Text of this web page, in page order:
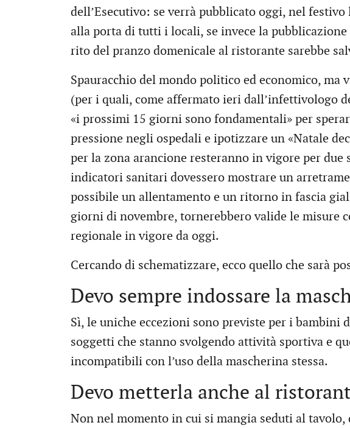
dell’Esecutivo: se verrà pubblicato oggi, nel festivo
alla porta di tutti i locali, se invece la
rito del pranzo domenicale al ristorante sarebbe
Spauracchio del mondo politico ed economico, ma
(per i quali, come affermato ieri dall’infettivologo
«i prossimi 15 giorni sono fondamentali» per
pressione negli ospedali e ipotizzare un «Natale
per la zona arancione resteranno in vigore per due
indicatori sanitari dovessero mostrare un
possibile un allentamento e un ritorno in fascia
giorni di novembre, tornerebbero valide le misure
regionale in vigore da oggi.
Cercando di schematizzare, ecco quello che sarà
Devo sempre indossare la
Sì, le uniche eccezioni sono previste per i bambini
soggetti che stanno svolgendo attività sportiva e
incompatibili con l’uso della mascherina stessa.
Devo metterla anche al
Non nel momento in cui si mangia seduti al